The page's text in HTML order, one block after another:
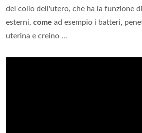
del collo dell'utero, che ha la funzione
esterni, come ad esempio i batteri,
uterina e creino ...